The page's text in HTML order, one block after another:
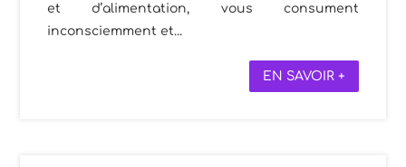
et d’alimentation, vous consument
inconsciemment et...
EN SAVOIR +